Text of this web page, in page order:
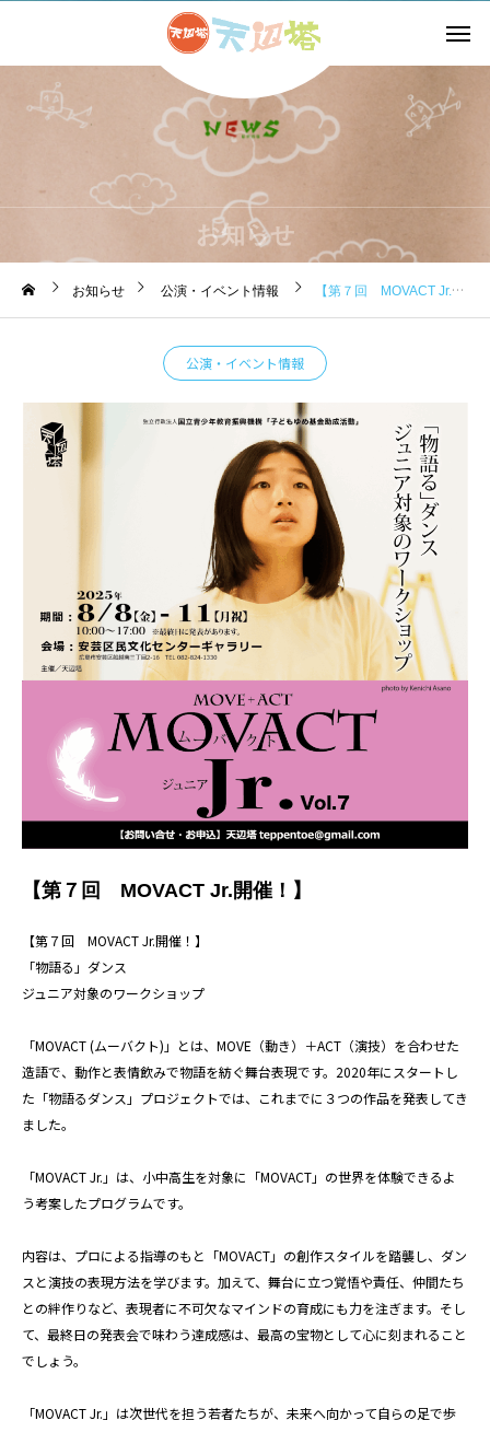
お知らせ
お知らせ 公演・イベント情報 【第７回 MOVACT Jr.開催！】
公演・イベント情報
【第７回 MOVACT Jr.開催！】
【第７回 MOVACT Jr.開催！】
「物語る」ダンス
ジュニア対象のワークショップ
「MOVACT (ムーバクト)」とは、MOVE（動き）＋ACT（演技）を合わせた
造語で、動作と表情飲みで物語を紡ぐ舞台表現です。2020年にスタートし
た「物語るダンス」プロジェクトでは、これまでに３つの作品を発表してき
ました。
「MOVACT Jr.」は、小中高生を対象に「MOVACT」の世界を体験できるよ
う考案したプログラムです。
内容は、プロによる指導のもと「MOVACT」の創作スタイルを踏襲し、ダン
スと演技の表現方法を学びます。加えて、舞台に立つ覚悟や責任、仲間たち
との絆作りなど、表現者に不可欠なマインドの育成にも力を注ぎます。そし
て、最終日の発表会で味わう達成感は、最高の宝物として心に刻まれること
でしょう。
「MOVACT Jr.」は次世代を担う若者たちが、未来へ向かって自らの足で歩